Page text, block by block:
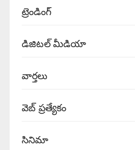
ట్రెండింగ్
డిజిటల్ మీడియా
వార్త‌లు
వెబ్ ప్రత్యేకం
సినిమా